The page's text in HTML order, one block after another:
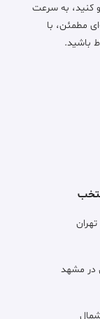
کنید، به سرعت
مطمئن، با
باشید.
در مشهد